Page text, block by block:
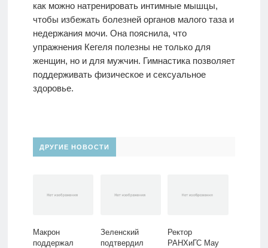
как можно натренировать интимные мышцы,
чтобы избежать болезней органов малого таза и
недержания мочи. Она пояснила, что
упражнения Кегеля полезны не только для
женщин, но и для мужчин. Гимнастика позволяет
поддерживать физическое и сексуальное
здоровье.
ДРУГИЕ НОВОСТИ
Макрон
поддержал
Зеленский
подтвердил
Ректор
РАНХиГС Мау